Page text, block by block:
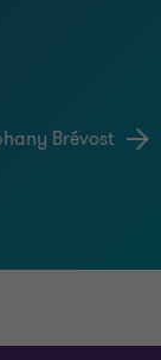
Brévost